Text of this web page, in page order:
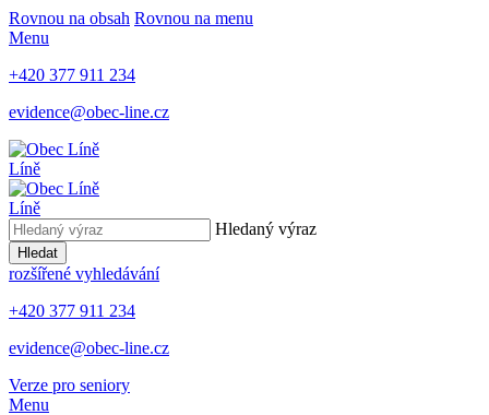
Rovnou na obsah Rovnou na menu
Menu
+420 377 911 234
evidence@obec-line.cz
Líně
Líně
Hledaný výraz
Hledat
rozšířené vyhledávání
+420 377 911 234
evidence@obec-line.cz
Verze pro seniory
Menu